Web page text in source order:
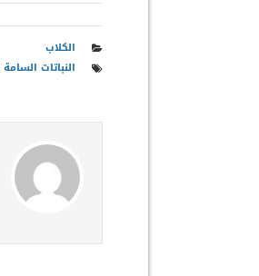
الكلاب
النباتات